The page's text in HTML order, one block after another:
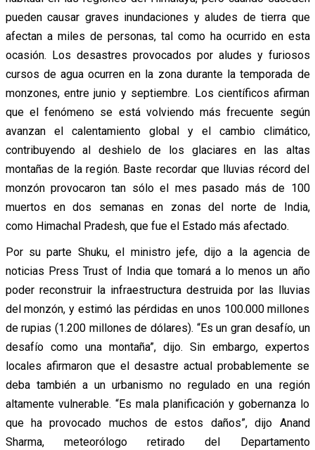
pueden causar graves inundaciones y aludes de tierra que
afectan a miles de personas, tal como ha ocurrido en esta
ocasión. Los desastres provocados por aludes y furiosos
cursos de agua ocurren en la zona durante la temporada de
monzones, entre junio y septiembre. Los científicos afirman
que el fenómeno se está volviendo más frecuente según
avanzan el calentamiento global y el cambio climático,
contribuyendo al deshielo de los glaciares en las altas
montañas de la región. Baste recordar que lluvias récord del
monzón provocaron tan sólo el mes pasado más de 100
muertos en dos semanas en zonas del norte de India,
como Himachal Pradesh, que fue el Estado más afectado.
Por su parte Shuku, el ministro jefe, dijo a la agencia de
noticias Press Trust of India que tomará a lo menos un año
poder reconstruir la infraestructura destruida por las lluvias
del monzón, y estimó las pérdidas en unos 100.000 millones
de rupias (1.200 millones de dólares). “Es un gran desafío, un
desafío como una montaña”, dijo. Sin embargo, expertos
locales afirmaron que el desastre actual probablemente se
deba también a un urbanismo no regulado en una región
altamente vulnerable. “Es mala planificación y gobernanza lo
que ha provocado muchos de estos daños”, dijo Anand
Sharma, meteorólogo retirado del Departamento